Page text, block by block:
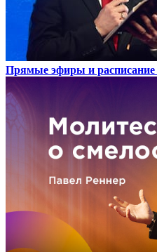
Прямые эфиры и расписание